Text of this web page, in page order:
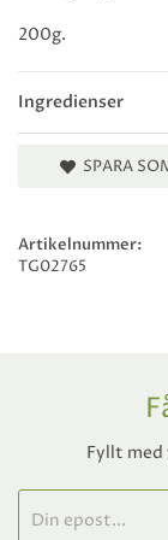
Ingredienser
200g.
SPARA
Artikelnummer:
TG02765
Fyllt med